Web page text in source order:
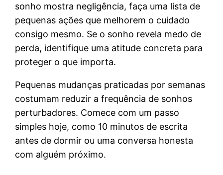
sonho mostra negligência, faça uma lista de
pequenas ações que melhorem o cuidado
consigo mesmo. Se o sonho revela medo de
perda, identifique uma atitude concreta para
proteger o que importa.
Pequenas mudanças praticadas por semanas
costumam reduzir a frequência de sonhos
perturbadores. Comece com um passo
simples hoje, como 10 minutos de escrita
antes de dormir ou uma conversa honesta
com alguém próximo.